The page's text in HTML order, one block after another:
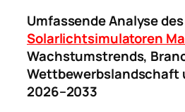
Umfassende Analyse
Solarlichtsimulatoren
Wachstumstrends,
Wettbewerbslandschaft
2026–2033